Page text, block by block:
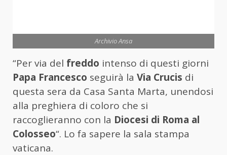
Archivio Ansa
“Per via del freddo intenso di questi giorni
Papa Francesco seguirà la Via Crucis di
questa sera da Casa Santa Marta, unendosi
alla preghiera di coloro che si
raccoglieranno con la Diocesi di Roma al
Colosseo“. Lo fa sapere la sala stampa
vaticana.